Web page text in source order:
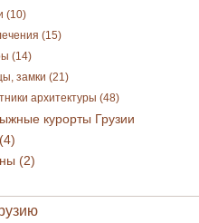
(10)
(15)
(14)
замки (21)
архитектуры (48)
курорты Грузии
(2)